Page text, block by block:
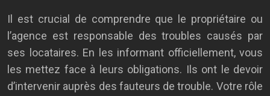
Il est crucial de comprendre que le propriétaire ou
l’agence est responsable des troubles causés par
ses locataires. En les informant officiellement, vous
les mettez face à leurs obligations. Ils ont le devoir
d’intervenir auprès des fauteurs de trouble. Votre rôle